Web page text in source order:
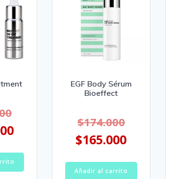
EGF Body Sérum
Bioeffect
$174.000
$165.000
Añadir al carrito